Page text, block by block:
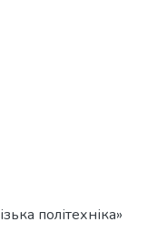
політехніка»